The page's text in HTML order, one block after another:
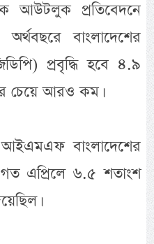
আউটলুক প্রতিবেদনে
বাংলাদেশের
প্রবৃদ্ধি হবে ৪.৯
চেয়ে আরও কম।
বাংলাদেশের
এপ্রিলে ৬.৫ শতাংশ